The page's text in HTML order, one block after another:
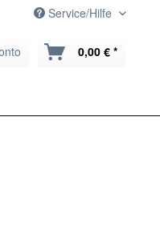
Service/Hilfe
0,00 € *